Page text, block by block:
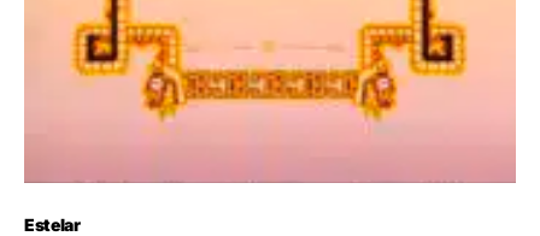
Estelar